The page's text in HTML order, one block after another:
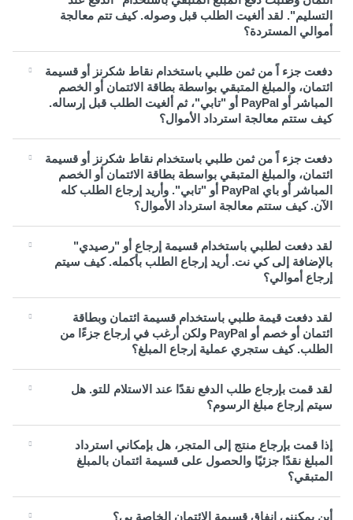
التسليم". لقد ألغيت الطلب قبل وصوله. كيف تتم معالجة
أموالي المستردة؟
دفعت جزء اً من ثمن طلبي باستخدام نقاط شكرنز أو قسيمة
ائتمان، والمبلغ المتبقي بواسطة بطاقة الائتمان أو الخصم
المباشر أو PayPal أو "تابي"، ثم ألغيت الطلب قبل إرساله.
كيف ستتم معالجة استرداد الأموال؟
دفعت جزء اً من ثمن طلبي باستخدام نقاط شكرنز أو قسيمة
ائتمان، والمبلغ المتبقي بواسطة بطاقة الائتمان أو الخصم
المباشر أو باي PayPal أو "تابي". وأريد إرجاع الطلب كله
الآن. كيف ستتم معالجة استرداد الأموال؟
لقد دفعت لطلبي باستخدام قسيمة إرجاع أو "رصيدي"
بالإضافة إلى كي نت. أريد إرجاع الطلب بأكمله. كيف سيتم
إرجاع أموالي؟
لقد دفعت قيمة طلبي باستخدام قسيمة ائتمان وبطاقة
ائتمان أو خصم أو PayPal ولكن أرغب في إرجاع جزءًا من
الطلب. كيف ستجري عملية إرجاع المبلغ؟
لقد قمت بإرجاع طلب الدفع نقدًا عند الاستلام للتو. هل
سيتم إرجاع مبلغ الرسوم؟
إذا قمت بإرجاع منتج إلى المتجر، هل بإمكاني استرداد
المبلغ نقدًا جزئيًا والحصول على قسيمة ائتمان بالمبلغ
المتبقي؟
أين يمكنني إنفاق قسيمة الائتمان الخاصة بي؟